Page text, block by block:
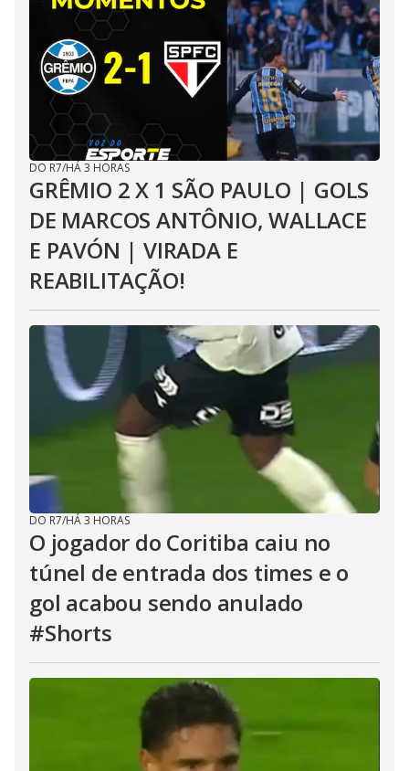
DO R7/HÁ 3 HORAS
GRÊMIO 2 X 1 SÃO PAULO | GOLS
DE MARCOS ANTÔNIO, WALLACE
E PAVÓN | VIRADA E
REABILITAÇÃO!
DO R7/HÁ 3 HORAS
O jogador do Coritiba caiu no
túnel de entrada dos times e o
gol acabou sendo anulado
#Shorts